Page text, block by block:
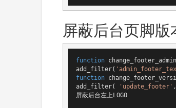
屏蔽后台页脚版
function change_footer_admin
add_filter(
function
add_filter(
'update_footer' ,
屏蔽后台左上LOGO